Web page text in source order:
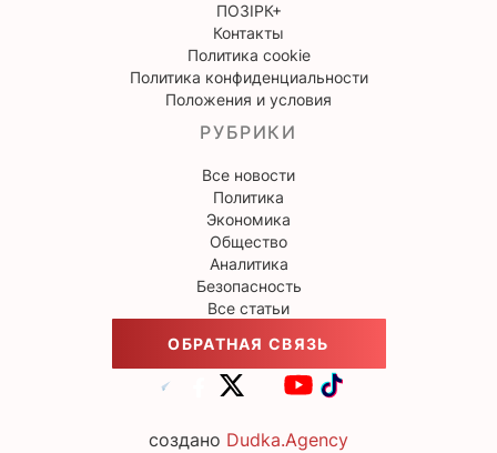
ПОЗІРК+
Контакты
Политика cookie
Политика конфиденциальности
Положения и условия
РУБРИКИ
Все новости
Политика
Экономика
Общество
Аналитика
Безопасность
Все статьи
ОБРАТНАЯ СВЯЗЬ
создано Dudka.Agency